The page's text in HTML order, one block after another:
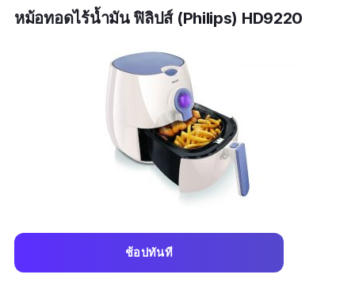
หม้อทอดไร้น้ำมัน ฟิลิปส์ (Philips) HD9220
ช้อปทันที